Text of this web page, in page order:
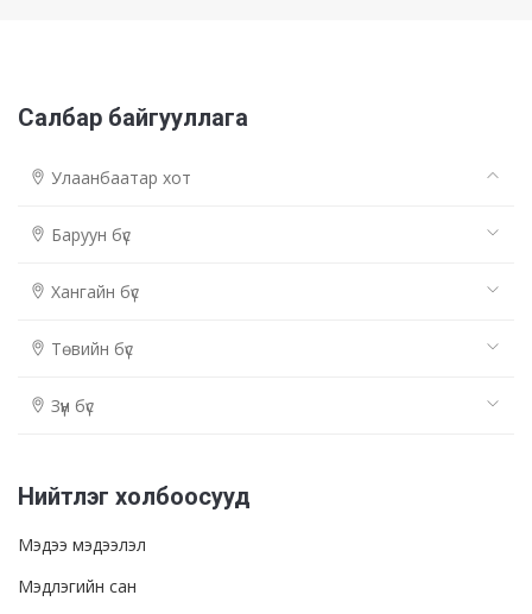
Салбар байгууллага
Улаанбаатар хот
Баруун бүс
Хангайн бүс
Төвийн бүс
Зүүн бүс
Нийтлэг холбоосууд
Мэдээ мэдээлэл
Мэдлэгийн сан